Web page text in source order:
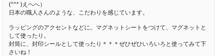
(^^* )えへへ）
日本の職人さんのような、こだわりを感じています。
ラッピングのアクセントなどに。マグネットシートをつけて、マグネットと
して使ったり。
封筒に、封印シールとして使ったり＊＊＊ぜひぜひいろいろと使ってみて下
さいね！